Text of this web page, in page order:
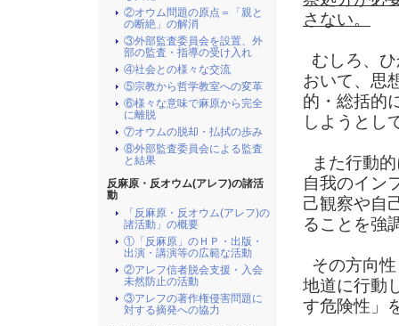
さない。
むしろ、
おいて、思
的・総括的
しようとし
また行動
自我のイン
己観察や自
ることを強
その方向
地道に行動
す危険性」
②オウム問題の原点＝「親と
の断絶」の解消
③外部監査委員会を設置、外
部の監査・指導の受け入れ
④社会との様々な交流
⑤宗教から哲学教室への変革
⑥様々な意味で麻原から完全
に離脱
⑦オウムの脱却・払拭の歩み
⑧外部監査委員会による監査
と結果
反麻原・反オウム(アレフ)の諸活
動
「反麻原・反オウム(アレフ)の
諸活動」の概要
①「反麻原」のＨＰ・出版・
出演・講演等の広範な活動
②アレフ信者脱会支援・入会
未然防止の活動
③アレフの著作権侵害問題に
対する摘発への協力